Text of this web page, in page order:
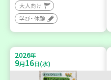
大人向け
学び・体験
2026年
9月16日(水)